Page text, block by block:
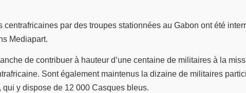
par des troupes stationnées au Gabon ont été
Mediapart.
de contribuer à hauteur d’une centaine de militaires à la
Sont également maintenus la dizaine de militaires
y dispose de 12 000 Casques bleus.